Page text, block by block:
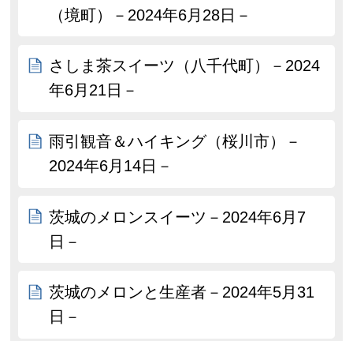
（境町）－2024年6月28日－
さしま茶スイーツ（八千代町）－2024
年6月21日－
雨引観音＆ハイキング（桜川市）－
2024年6月14日－
茨城のメロンスイーツ－2024年6月7
日－
茨城のメロンと生産者－2024年5月31
日－